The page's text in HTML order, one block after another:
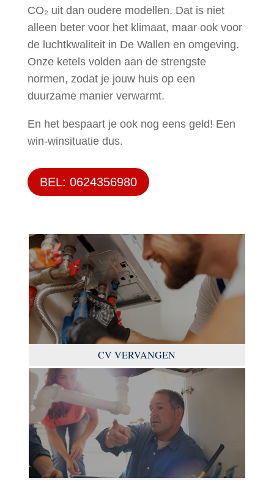
CO₂ uit dan oudere modellen. Dat is niet
alleen beter voor het klimaat, maar ook voor
de luchtkwaliteit in De Wallen en omgeving.
Onze ketels volden aan de strengste
normen, zodat je jouw huis op een
duurzame manier verwarmt.
En het bespaart je ook nog eens geld! Een
win-winsituatie dus.
BEL: 0624356980
CV VERVANGEN